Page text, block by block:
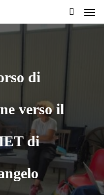
cerca
di
verso il
di